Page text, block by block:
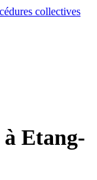
collectives
à Etang-